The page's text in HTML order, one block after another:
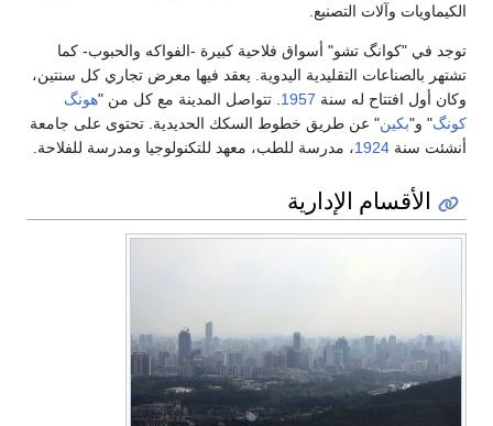
وآلات التصنيع.
في "كوانگ‌ تشو" أسواق فلاحية كبيرة -الفواكه والحبوب- كما
بالصناعات التقليدية اليدوية. يعقد فيها معرض تجاري كل سنتين،
افتتاح له سنة1957. تتواصل المدينة مع كل من " هونگ‌
بكين" عن طريق خطوط السكك الحديدية. تحتوى على جامعة
سنة1924، مدرسة للطب، معهد للتكنولوجيا ومدرسة للفلاحة.
الأقسام الإدارية